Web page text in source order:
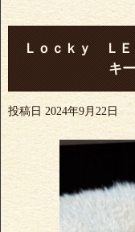
Ｌｏｃｋｙ Ｌ
キ
投稿日 2024年9月22日